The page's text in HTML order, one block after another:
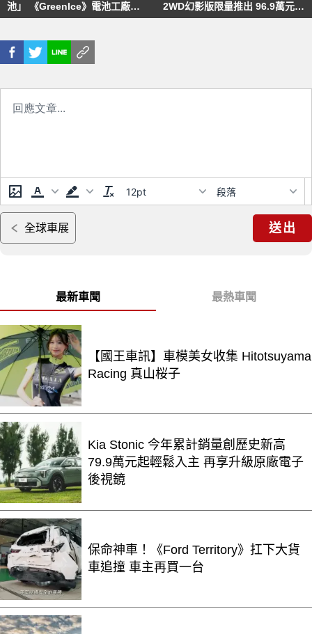
池」 《GreenIce》電池工廠參
訪
2WD幻影版限量推出 96.9萬元起
升級原廠外觀空力套件
12pt 段落
全球車展 送出
最新車聞 最熱車聞
【國王車訊】車模美女收集 Hitotsuyama
Racing 真山桜子
Kia Stonic 今年累計銷量創歷史新高
79.9萬元起輕鬆入主 再享升級原廠電子
後視鏡
保命神車！《Ford Territory》扛下大貨
車追撞 車主再買一台